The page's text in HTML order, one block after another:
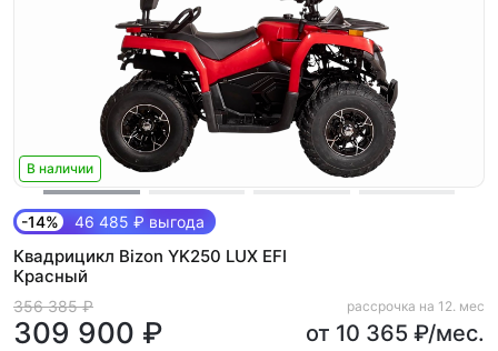
В наличии
-14% 46 485 ₽ выгода
Квадрицикл Bizon YK250 LUX EFI
Красный
356 385 ₽
309 900 ₽
рассрочка на 12. мес
от 10 365 ₽/мес.